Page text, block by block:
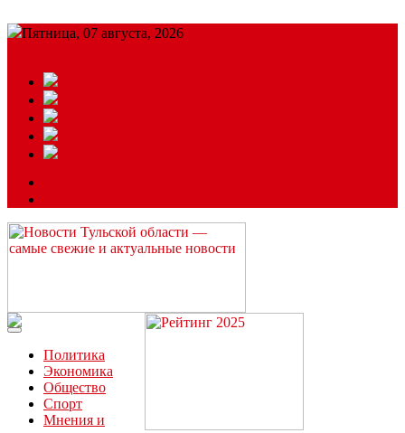
Пятница, 07 августа, 2026
Читайте последние новости дня в Тульской области на сайте
“ЗаНовомосковск”
Политика
Экономика
Общество
Спорт
Мнения и